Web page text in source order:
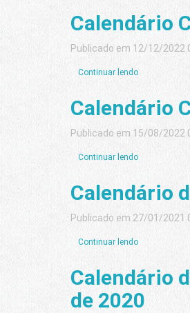
Calendário
Publicado em 12/12/2022
Continuar lendo
Calendário
Publicado em 15/08/2022
Continuar lendo
Calendário
Publicado em 27/01/2021
Continuar lendo
Calendário
de 2020